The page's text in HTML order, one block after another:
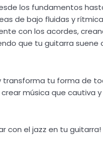
los fundamentos
de bajo fluidas y
con los acordes,
que tu guitarra suene
transforma tu forma de
música que cautiva
con el jazz en tu guitarra!